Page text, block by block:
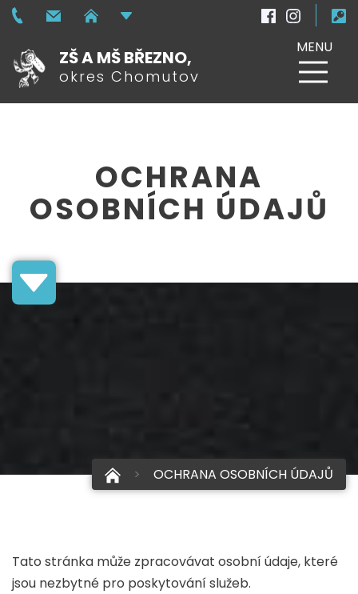
ZŠ A MŠ BŘEZNO,
okres Chomutov
MENU
OCHRANA
OSOBNÍCH ÚDAJŮ
OCHRANA OSOBNÍCH ÚDAJŮ
Tato stránka může zpracovávat osobní údaje, které
jsou nezbytné pro poskytování služeb.